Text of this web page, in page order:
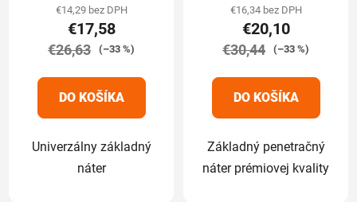
produktu
je
5,0
5
hviezdičiek.
€14,29 bez DPH
€17,58
€26,63 (–33 %)
DO KOŠÍKA
Univerzálny základný
náter
produktu
je
5,0
5
hviezdičiek.
€16,34 bez DPH
€20,10
€30,44 (–33 %)
DO KOŠÍKA
Základný penetračný
náter prémiovej kvality